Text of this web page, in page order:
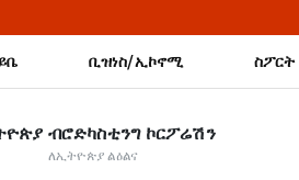
ቢዝነስ/ኢኮኖሚ ስፖርት
ብሮድካስቲንግ ኮርፖሬሽን
ለኢትዮጵያ ልዕልና